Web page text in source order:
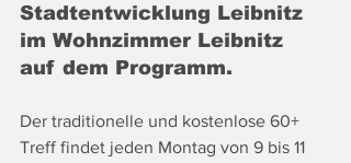
Stadtentwicklung Leibnitz
im Wohnzimmer Leibnitz
auf dem Programm.
Der traditionelle und kostenlose 60+
Treff findet jeden Montag von 9 bis 11